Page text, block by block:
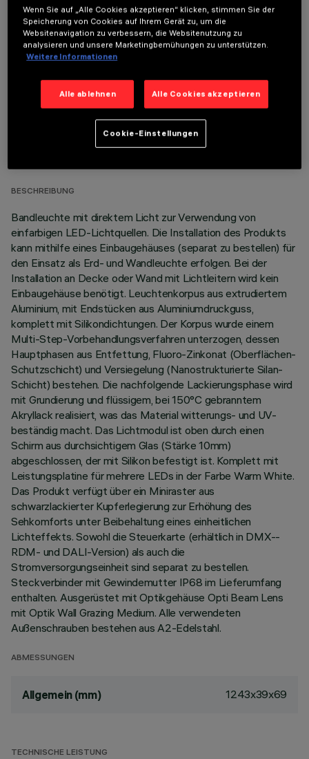
OPTIONALE KOMPONENTEN
TECHNISCHE DATEN
BESCHREIBUNG
Bandleuchte mit direktem Licht zur Verwendung von
einfarbigen LED-Lichtquellen. Die Installation des Produkts
kann mithilfe eines Einbaugehäuses (separat zu bestellen) für
den Einsatz als Erd- und Wandleuchte erfolgen. Bei der
Installation an Decke oder Wand mit Lichtleitern wird kein
Einbaugehäuse benötigt. Leuchtenkorpus aus extrudiertem
Aluminium, mit Endstücken aus Aluminiumdruckguss,
komplett mit Silikondichtungen. Der Korpus wurde einem
Multi-Step-Vorbehandlungsverfahren unterzogen, dessen
Hauptphasen aus Entfettung, Fluoro-Zinkonat (Oberflächen-
Schutzschicht) und Versiegelung (Nanostrukturierte Silan-
Schicht) bestehen. Die nachfolgende Lackierungsphase wird
mit Grundierung und flüssigem, bei 150°C gebranntem
Akryllack realisiert, was das Material witterungs- und UV-
beständig macht. Das Lichtmodul ist oben durch einen
Schirm aus durchsichtigem Glas (Stärke 10mm)
abgeschlossen, der mit Silikon befestigt ist. Komplett mit
Leistungsplatine für mehrere LEDs in der Farbe Warm White.
Das Produkt verfügt über ein Miniraster aus
schwarzlackierter Kupferlegierung zur Erhöhung des
Sehkomforts unter Beibehaltung eines einheitlichen
Lichteffekts. Sowohl die Steuerkarte (erhältlich in DMX--
RDM- und DALI-Version) als auch die
Stromversorgungseinheit sind separat zu bestellen.
Steckverbinder mit Gewindemutter IP68 im Lieferumfang
enthalten. Ausgerüstet mit Optikgehäuse Opti Beam Lens
mit Optik Wall Grazing Medium. Alle verwendeten
Außenschrauben bestehen aus A2-Edelstahl.
ABMESSUNGEN
Allgemein (mm) 1243x39x69
TECHNISCHE LEISTUNG
Wenn Sie auf „Alle Cookies akzeptieren“ klicken, stimmen Sie der
Speicherung von Cookies auf Ihrem Gerät zu, um die
Websitenavigation zu verbessern, die Websitenutzung zu
analysieren und unsere Marketingbemühungen zu unterstützen.
Weitere Informationen
Alle ablehnen Alle Cookies akzeptieren
Cookie-Einstellungen